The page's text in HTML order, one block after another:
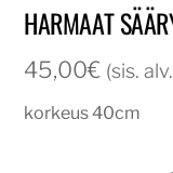
HARMAAT
45,00€ (sis.
korkeus 40cm